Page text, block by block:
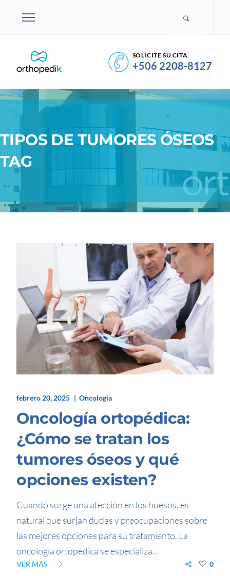
SOLICITE SU CITA
+506 2208-8127
TIPOS DE TUMORES ÓSEOS
TAG
febrero 20, 2025 Oncología
Oncología ortopédica:
¿Cómo se tratan los
tumores óseos y qué
opciones existen?
Cuando surge una afección en los huesos, es
natural que surjan dudas y preocupaciones sobre
las mejores opciones para su tratamiento. La
oncología ortopédica se especializa…
VER MÁS 0